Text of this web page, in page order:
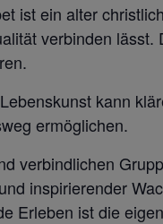
ist ein alter
verbinden
kann
ermöglichen.
verbindlichen
inspirierender
Erleben ist die